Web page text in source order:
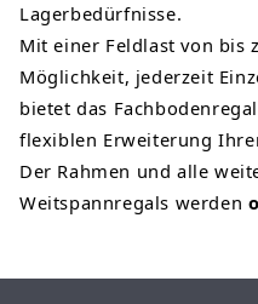
Lagerbedürfnisse.
Mit einer Feldlast von bis
Möglichkeit, jederzeit
bietet das
flexiblen Erweiterung
Der Rahmen und alle
Weitspannregals werden